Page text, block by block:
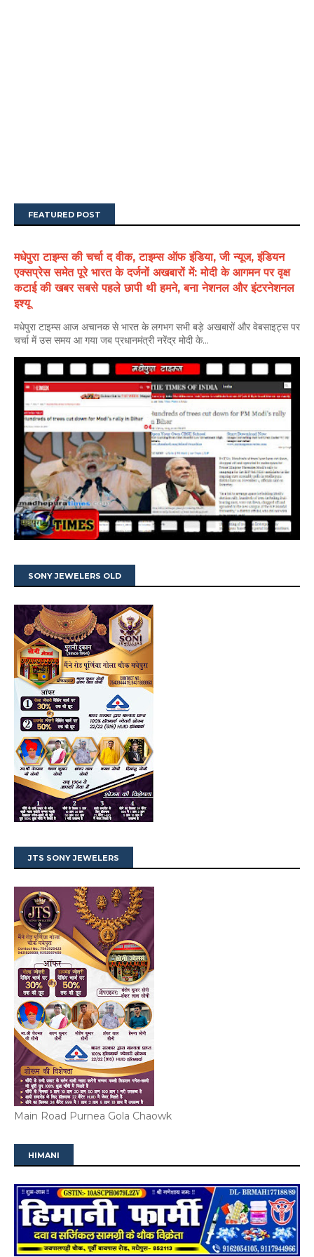
FEATURED POST
मधेपुरा टाइम्स की चर्चा द वीक, टाइम्स ऑफ इंडिया, जी न्यूज, इंडियन
एक्सप्रेस समेत पूरे भारत के दर्जनों अखबारों में: मोदी के आगमन पर वृक्ष
कटाई की खबर सबसे पहले छापी थी हमने, बना नेशनल और इंटरनेशनल
इश्यू
मधेपुरा टाइम्स आज अचानक से भारत के लगभग सभी बड़े अखबारों और वेबसाइट्स पर
चर्चा में उस समय आ गया जब प्रधानमंत्री नरेंद्र मोदी के...
SONY JEWELERS OLD
JTS SONY JEWELERS
Main Road Purnea Gola Chaowk
HIMANI